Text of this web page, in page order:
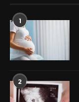
1
2